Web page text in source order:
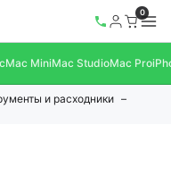
0
Mac MiniMac StudioMac Pro
и расходники